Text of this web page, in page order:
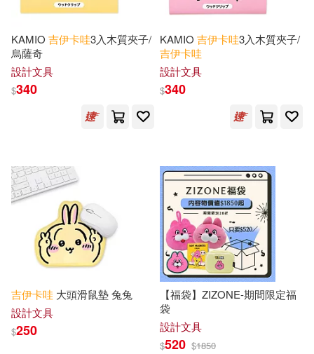
KAMIO 吉伊卡哇3入木質夾子/
烏薩奇
設計文具
$340
KAMIO 吉伊卡哇3入木質夾子/
吉伊卡哇
設計文具
$340
吉伊卡哇 大頭滑鼠墊 兔兔
設計文具
$250
【福袋】ZIZONE-期間限定福
袋
設計文具
$520 $1850